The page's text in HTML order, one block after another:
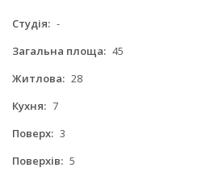
Студія: -
Загальна площа: 45
Житлова: 28
Кухня: 7
Поверх: 3
Поверхів: 5